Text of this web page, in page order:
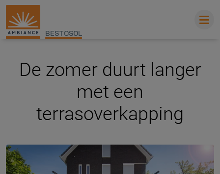
BESTOSOL
De zomer duurt langer
met een
terrasoverkapping